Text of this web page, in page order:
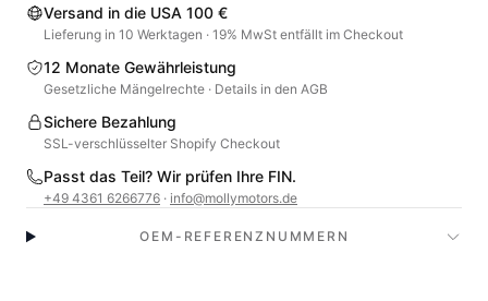
Versand in die USA 100 €
Lieferung in 10 Werktagen · 19% MwSt entfällt im Checkout
12 Monate Gewährleistung
Gesetzliche Mängelrechte · Details in den AGB
Sichere Bezahlung
SSL-verschlüsselter Shopify Checkout
Passt das Teil? Wir prüfen Ihre FIN.
+49 4361 6266776 · info@mollymotors.de
OEM-REFERENZNUMMERN